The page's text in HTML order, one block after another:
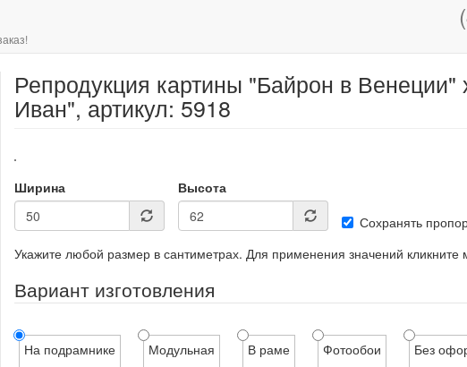
Репродукция картины "Байрон в Венеции"
Иван", артикул: 5918
Ширина
Высота
Сохранять
Укажите любой размер в сантиметрах. Для применения значений
Вариант изготовления
На подрамнике Модульная В раме Фотообои Без